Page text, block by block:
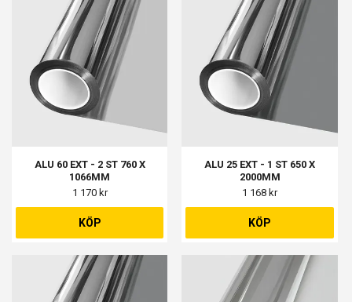
ALU 60 EXT - 2 ST 760 X
1066MM
1 170 kr
KÖP
ALU 25 EXT - 1 ST 650 X
2000MM
1 168 kr
KÖP